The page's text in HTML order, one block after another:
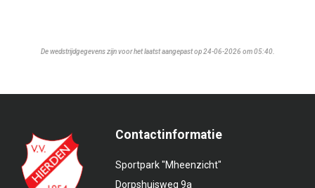
De wedstrijdgegevens zijn voor het laatst aangepast op 24-06-2026 om 05:40.
Contactinformatie
Sportpark "Mheenzicht"
Dorpshuisweg 9a